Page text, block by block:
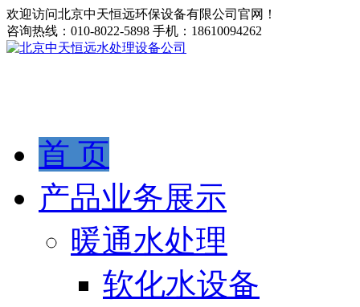
欢迎访问北京中天恒远环保设备有限公司官网！
咨询热线： 010-8022-5898 手机： 18610094262
首 页
产品业务展示
暖通水处理
软化水设备